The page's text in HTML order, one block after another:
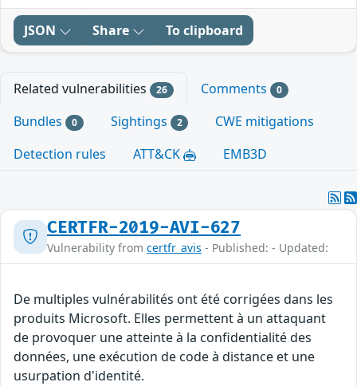
JSON Share To clipboard
Related vulnerabilities 26 Comments 0
Bundles 0 Sightings 2
CWE mitigations
Detection rules
ATT&CK EMB3D
CERTFR-2019-AVI-627
Vulnerability from certfr_avis - Published: - Updated:
De multiples vulnérabilités ont été corrigées dans les
produits Microsoft. Elles permettent à un attaquant
de provoquer une atteinte à la confidentialité des
données, une exécution de code à distance et une
usurpation d'identité.